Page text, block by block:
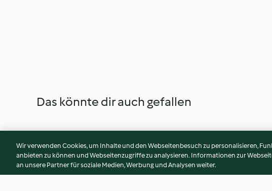
Das könnte dir auch gefallen
Wir verwenden Cookies, um Inhalte und den Webseitenbesuch zu personalisieren,
anbieten zu können und Webseitenzugriffe zu analysieren. Informationen zur
an unsere Partner für soziale Medien, Werbung und Analysen weiter.